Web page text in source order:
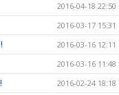
2016-04-18 22:50
2016-03-17 15:31
2016-03-16 12:11
2016-03-16 11:48
2016-02-24 18:18